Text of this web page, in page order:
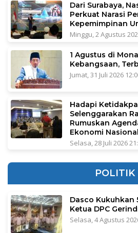
Dari Surabaya,
Perkuat Narasi
Kepemimpinan
Minggu, 2 Agustus
1 Agustus di
Kebangsaan,
Jumat, 31 Juli 2026
Hadapi
Selenggarakan
Rumuskan
Ekonomi Nasional
Selasa, 28 Juli 2026
POLITIK
Dasco Kukuhkan
Ketua DPC
Selasa, 4 Agustus